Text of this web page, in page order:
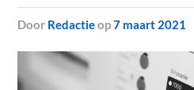
door Redactieop7 maart 2021